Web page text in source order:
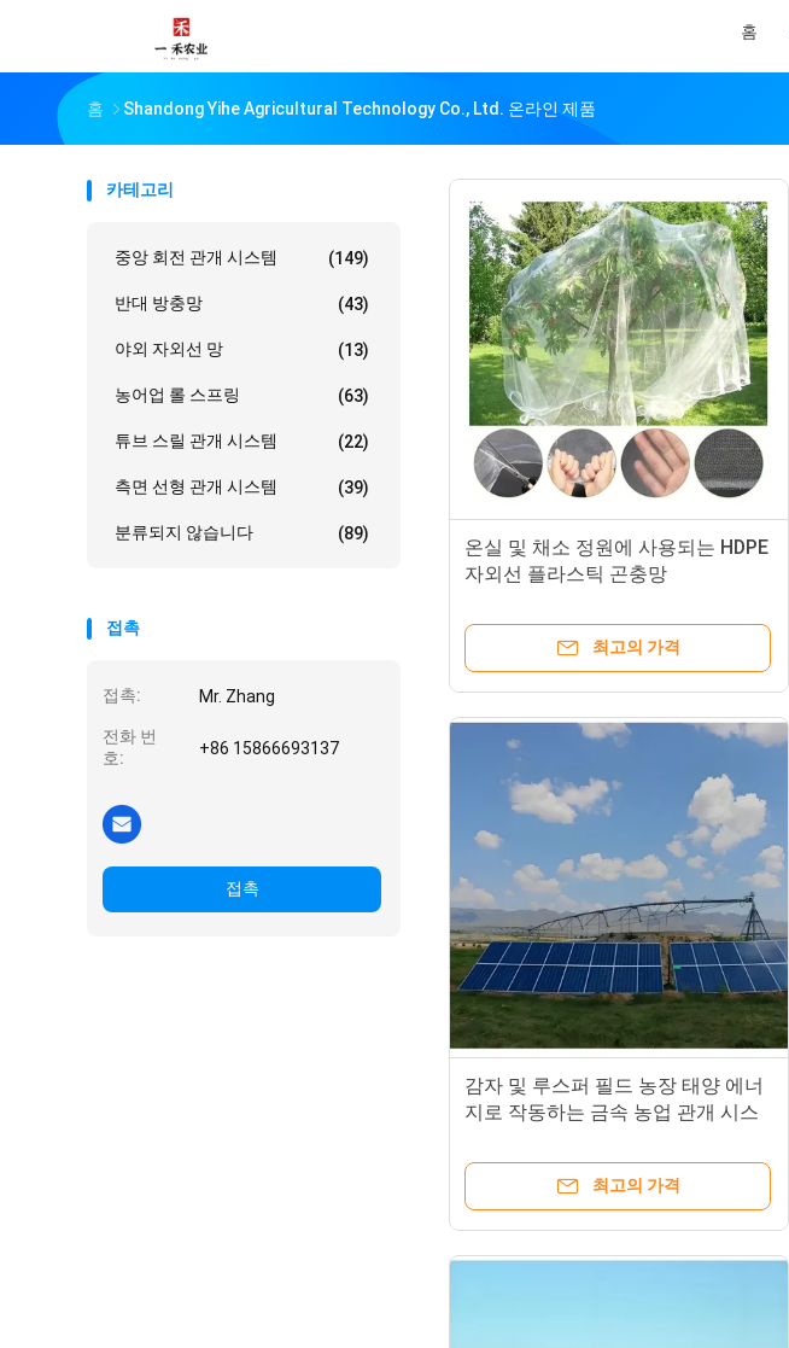
홈
홈 Shandong Yihe Agricultural Technology Co., Ltd. 온라인 제품
카테고리
중앙 회전 관개 시스템 (149)
반대 방충망 (43)
야외 자외선 망 (13)
농어업 롤 스프링 (63)
튜브 스릴 관개 시스템 (22)
측면 선형 관개 시스템 (39)
분류되지 않습니다 (89)
접촉
접촉: Mr. Zhang
전화 번
호:
+86 15866693137
접촉
온실 및 채소 정원에 사용되는 HDPE
자외선 플라스틱 곤충망
최고의 가격
감자 및 루스퍼 필드 농장 태양 에너
지로 작동하는 금속 농업 관개 시스
최고의 가격